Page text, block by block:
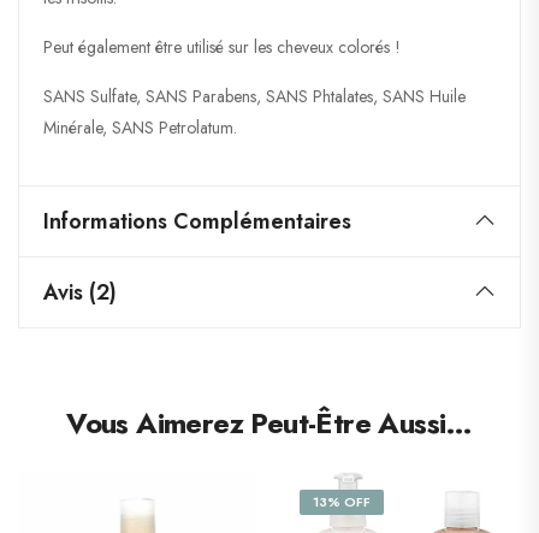
Peut également être utilisé sur les cheveux colorés !
SANS Sulfate, SANS Parabens, SANS Phtalates, SANS Huile
Minérale, SANS Petrolatum.
Informations Complémentaires
Avis (2)
Vous Aimerez Peut-Être Aussi…
13% OFF